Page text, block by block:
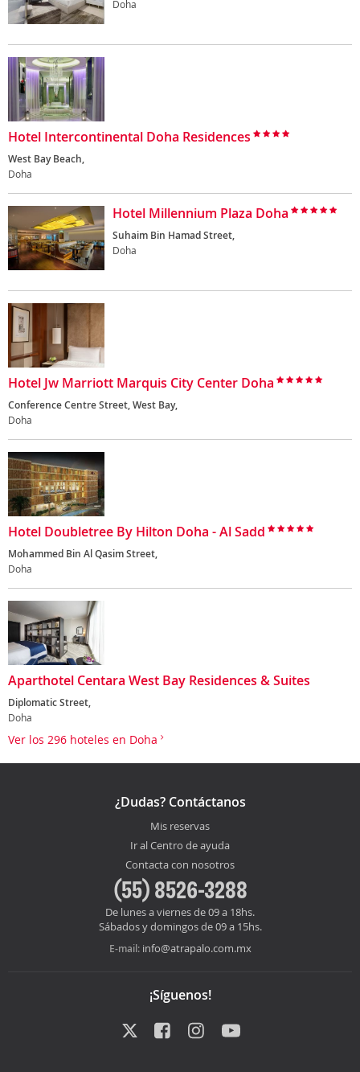
Doha
Hotel Intercontinental Doha Residences
West Bay Beach,
Doha
Hotel Millennium Plaza Doha
Suhaim Bin Hamad Street,
Doha
Hotel Jw Marriott Marquis City Center Doha
Conference Centre Street, West Bay,
Doha
Hotel Doubletree By Hilton Doha - Al Sadd
Mohammed Bin Al Qasim Street,
Doha
Aparthotel Centara West Bay Residences & Suites
Diplomatic Street,
Doha
Ver los 296 hoteles en Doha
¿Dudas? Contáctanos
Mis reservas
Ir al Centro de ayuda
Contacta con nosotros
(55) 8526-3288
De lunes a viernes de 09 a 18hs.
Sábados y domingos de 09 a 15hs.
E-mail: info@atrapalo.com.mx
¡Síguenos!